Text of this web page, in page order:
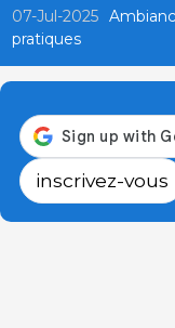
07-Jul-2025
pratiques
inscrivez-vous